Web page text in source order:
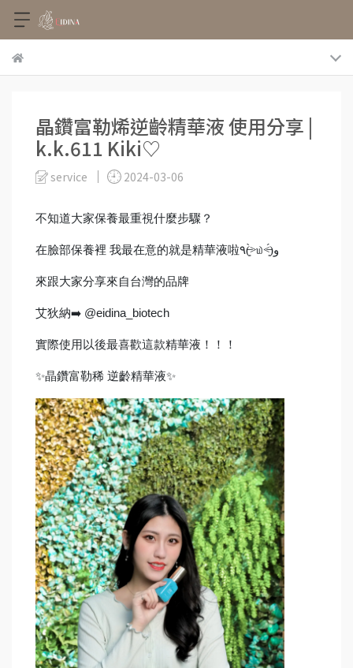
晶鑽富勒烯逆齡精華液 使用分享 |
k.k.611 Kiki♡
service 2024-03-06
不知道大家保養最重視什麼步驟？
在臉部保養裡 我最在意的就是精華液啦٩(˃̶͈̀௰˂̶͈́)و
來跟大家分享來自台灣的品牌
艾狄納➡️ @eidina_biotech
實際使用以後最喜歡這款精華液！！！
✨晶鑽富勒稀 逆齡精華液✨